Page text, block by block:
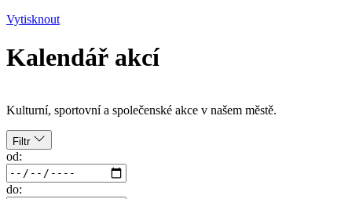
Vytisknout
Kalendář akcí
Kulturní, sportovní a společenské akce v našem městě.
Filtr
od:
do: